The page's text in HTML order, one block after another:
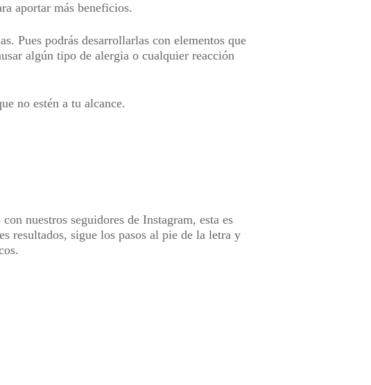
aportar más beneficios.
Pues podrás desarrollarlas con elementos que
algún tipo de alergia o cualquier reacción
no estén a tu alcance.
nuestros seguidores de Instagram, esta es
resultados, sigue los pasos al pie de la letra y